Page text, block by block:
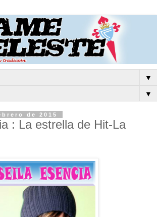
▼
▼
de 2015
: La estrella de Hit-La